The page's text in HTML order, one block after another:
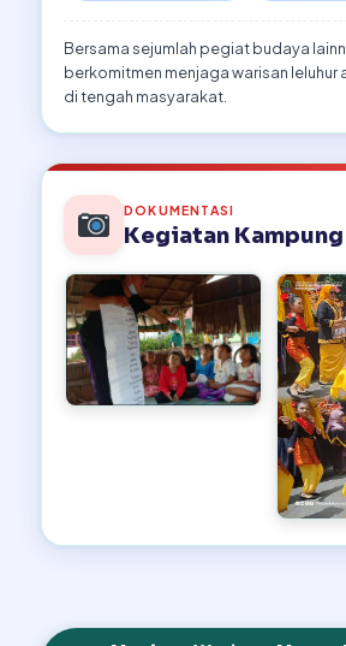
Bersama sejumlah pegiat budaya
berkomitmen menjaga warisan leluhur
di tengah masyarakat.
DOKUMENTASI
Kegiatan